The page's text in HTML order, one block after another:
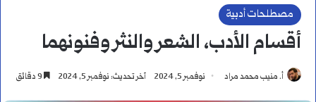
مصطلحات أدبية
أقسام الأدب، الشعر والنثر وفنونهما
أ. منيب محمد مراد نوفمبر 5, 2024 آخر تحديث: نوفمبر 5, 2024